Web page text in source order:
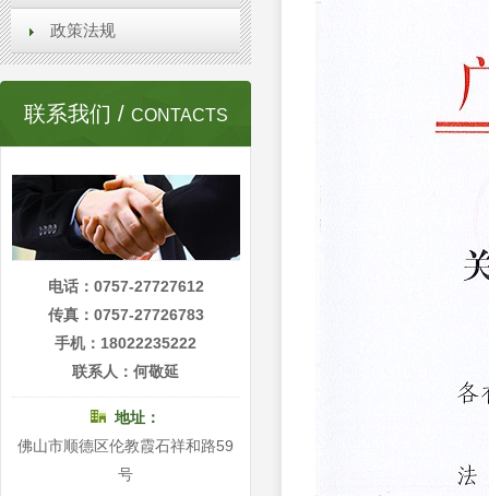
政策法规
联系我们 / CONTACTS
电话：0757-27727612
传真：0757-27726783
手机：18022235222
联系人：何敬延
地址：
佛山市顺德区伦教霞石祥和路59
号